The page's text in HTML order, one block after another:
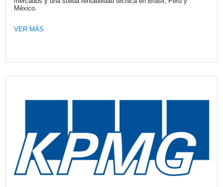
Fecha publicación: 30-07-2026